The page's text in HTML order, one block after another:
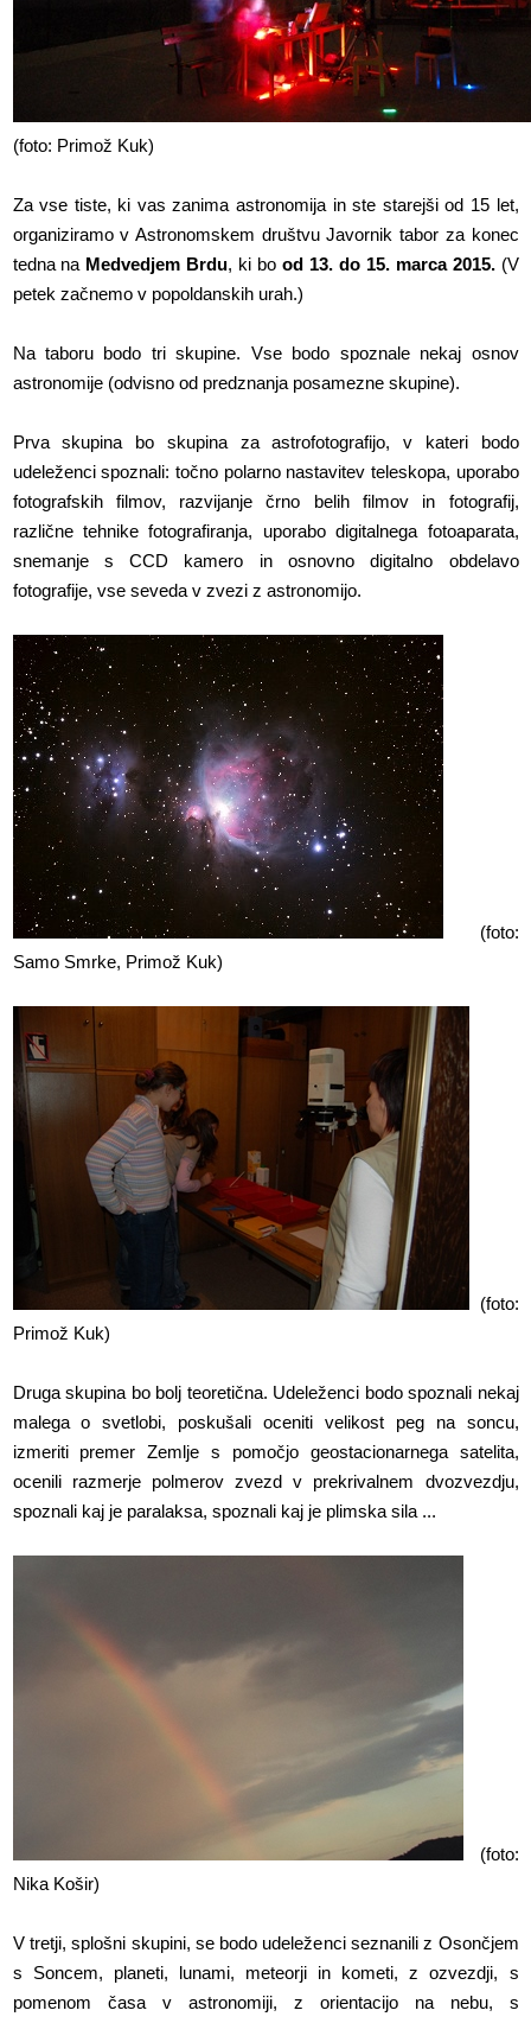
(foto: Primož Kuk)
Za vse tiste, ki vas zanima astronomija in ste starejši od 15 let,
organiziramo v Astronomskem društvu Javornik tabor za konec
tedna na Medvedjem Brdu, ki bood 13. do 15. marca 2015.(V
petek začnemo v popoldanskih urah.)
Na taboru bodo tri skupine. Vse bodo spoznale nekaj osnov
astronomije (odvisno od predznanja posamezne skupine).
Prva skupina bo skupina za astrofotografijo, v kateri bodo
udeleženci spoznali: točno polarno nastavitev teleskopa, uporabo
fotografskih filmov, razvijanje črno belih filmov in fotografij,
različne tehnike fotografiranja, uporabo digitalnega fotoaparata,
snemanje s CCD kamero in osnovno digitalno obdelavo
fotografije, vse seveda v zvezi z astronomijo.
(foto:
Samo Smrke, Primož Kuk)
(foto:
Primož Kuk)
Druga skupina bo bolj teoretična. Udeleženci bodo spoznali nekaj
malega o svetlobi, poskušali oceniti velikost peg na soncu,
izmeriti premer Zemlje s pomočjo geostacionarnega satelita,
ocenili razmerje polmerov zvezd v prekrivalnem dvozvezdju,
spoznali kaj je paralaksa, spoznali kaj je plimska sila ...
(foto:
Nika Košir)
V tretji, splošni skupini, se bodo udeleženci seznanili z Osončjem
s Soncem, planeti, lunami, meteorji in kometi, z ozvezdji, s
pomenom časa v astronomiji, z orientacijo na nebu, s